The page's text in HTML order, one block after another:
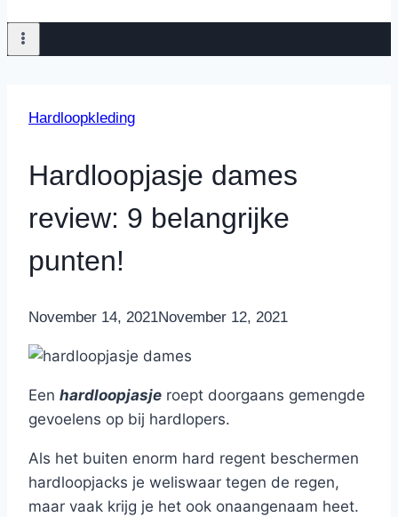
Hardloopkleding
Hardloopjasje dames
review: 9 belangrijke
punten!
ByNicole
November 14, 2021November 12, 2021
Een hardloopjasje roept doorgaans gemengde
gevoelens op bij hardlopers.
Als het buiten enorm hard regent beschermen
hardloopjacks je weliswaar tegen de regen,
maar vaak krijg je het ook onaangenaam heet.